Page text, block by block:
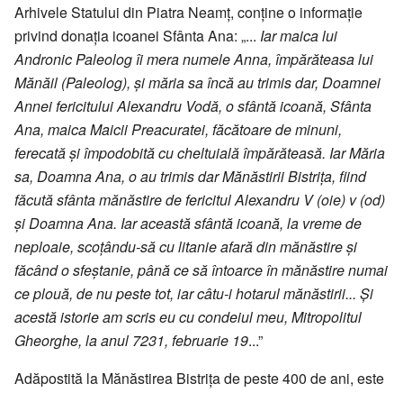
Arhivele Statului din Piatra Neamț, conține o informație
privind donația icoanei Sfânta Ana: „... Iar maica lui
Andronic Paleolog îi mera numele Anna, împărăteasa lui
Mănăil (Paleolog), și măria sa încă au trimis dar, Doamnei
Annei fericitului Alexandru Vodă, o sfântă icoană, Sfânta
Ana, maica Maicii Preacuratei, făcătoare de minuni,
ferecată și împodobită cu cheltuială împărăteasă. Iar Măria
sa, Doamna Ana, o au trimis dar Mănăstirii Bistrița, fiind
făcută sfânta mănăstire de fericitul Alexandru V (oie) v (od)
și Doamna Ana. Iar această sfântă icoană, la vreme de
neploaie, scoțându-să cu litanie afară din mănăstire și
făcând o sfeștanie, până ce să întoarce în mănăstire numai
ce plouă, de nu peste tot, iar câtu-i hotarul mănăstirii... Și
acestă istorie am scris eu cu condeiul meu, Mitropolitul
Gheorghe, la anul 7231, februarie 19...”
Adăpostită la Mănăstirea Bistrița de peste 400 de ani, este